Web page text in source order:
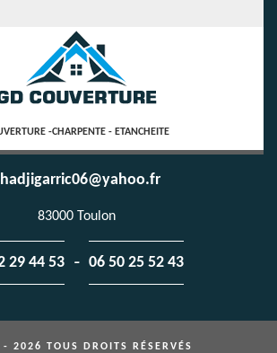
-CHARPENTE - ETANCHEITE
hadjigarric06@yahoo.fr
83000 Toulon
29 44 53 - 06 50 25 52 43
2026 TOUS DROITS RÉSERVÉS